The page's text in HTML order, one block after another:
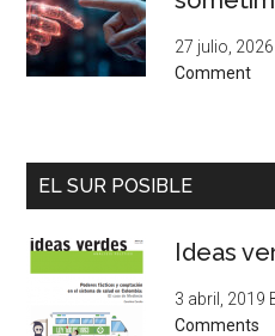
27 julio, 2026
Comment
EL SUR POSIBLE
Ideas
3 abril, 2019
Comments